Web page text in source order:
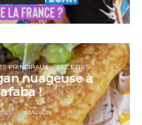
PRINCIPAUX RECETTES
nuageuse à
!
MARION